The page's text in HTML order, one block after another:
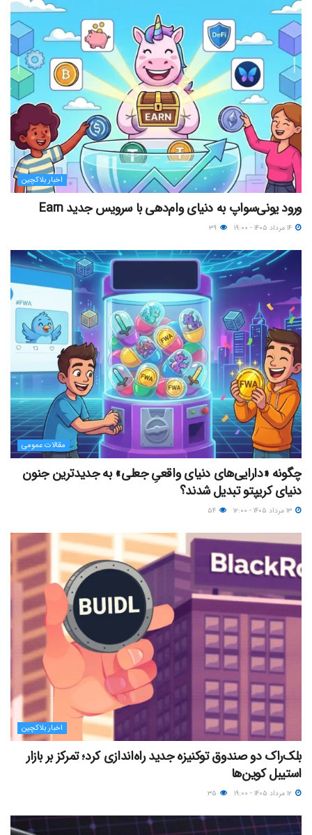
اخبار بلاکچین
ورود یونی‌سواپ به دنیای وام‌دهی با سرویس جدید Earn
مقالات عمومی
چگونه «دارایی‌های دنیای واقعیِ جعلی» به جدیدترین جنون
دنیای کریپتو تبدیل شدند؟
اخبار بلاکچین
بلک‌راک دو صندوق توکنیزه جدید راه‌اندازی کرد؛ تمرکز بر بازار
استیبل کوین‌ها